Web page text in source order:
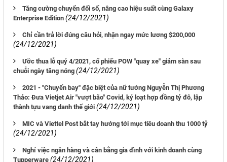
Tăng cường chuyển đổi số, nâng cao hiệu suất cùng Galaxy
Enterprise Edition (24/12/2021)
Chỉ cần trả lời đúng câu hỏi, nhận ngay mức lương $200,000
(24/12/2021)
Ước thua lỗ quý 4/2021, cổ phiếu POW "quay xe" giảm sàn sau
chuỗi ngày tăng nóng (24/12/2021)
2021 - "Chuyến bay" đặc biệt của nữ tướng Nguyễn Thị Phương
Thảo: Đưa Vietjet Air "vượt bão" Covid, ký loạt hợp đồng tỷ đô, lập
thành tựu vang danh thế giới (24/12/2021)
MIC và Viettel Post bắt tay hướng tới mục tiêu doanh thu 1000 tỷ
(24/12/2021)
Nghỉ việc ngân hàng và cân bằng gia đình với kinh doanh cùng
Tupperware (24/12/2021)